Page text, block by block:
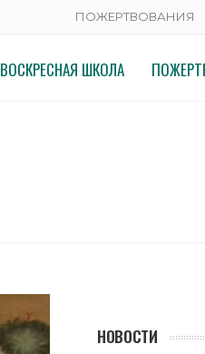
ПОЖЕРТВОВАНИЯ
ВОСКРЕСНАЯ ШКОЛА
НОВОСТИ